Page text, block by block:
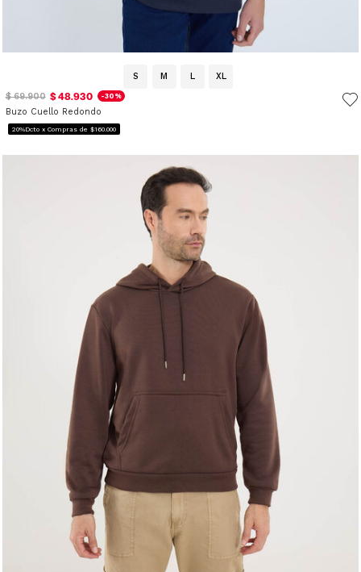
S M L
XL
$ 69.900 $ 48.930 -30%
Buzo Cuello Redondo
20%Dcto x Compras de $160.000